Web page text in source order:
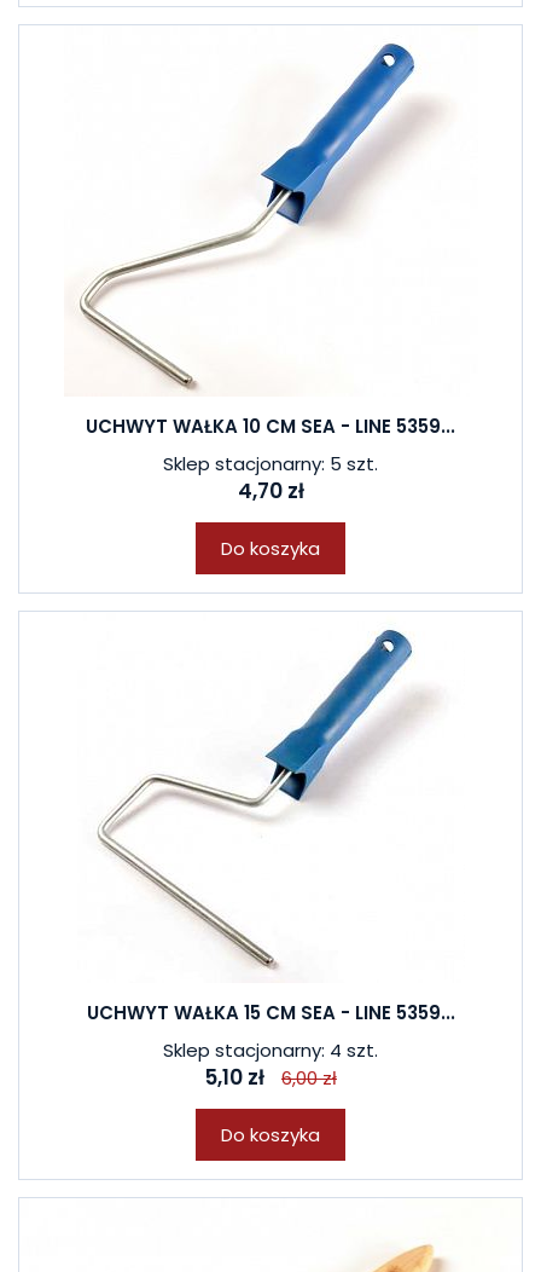
UCHWYT WAŁKA 10 CM SEA - LINE 5359...
Sklep stacjonarny: 5 szt.
4,70 zł
Do koszyka
UCHWYT WAŁKA 15 CM SEA - LINE 5359...
Sklep stacjonarny: 4 szt.
5,10 zł 6,00 zł
Do koszyka